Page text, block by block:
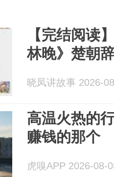
【完结阅读
林晚》楚朝
晓凤讲故事 2026-
高温火热的
赚钱的那个
虎嗅APP 2026-08-